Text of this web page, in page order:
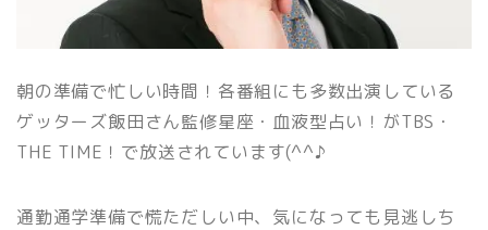
朝の準備で忙しい時間！各番組にも多数出演している
ゲッターズ飯田さん監修星座・血液型占い！がTBS・
THE TIME！で放送されています(^^♪
通勤通学準備で慌ただしい中、気になっても見逃しち